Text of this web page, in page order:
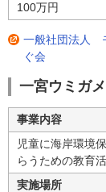
100万円
一般社団法人
ぐ会
一宮ウミガ
事業内容
児童に海岸環境
らうための教育
実施場所